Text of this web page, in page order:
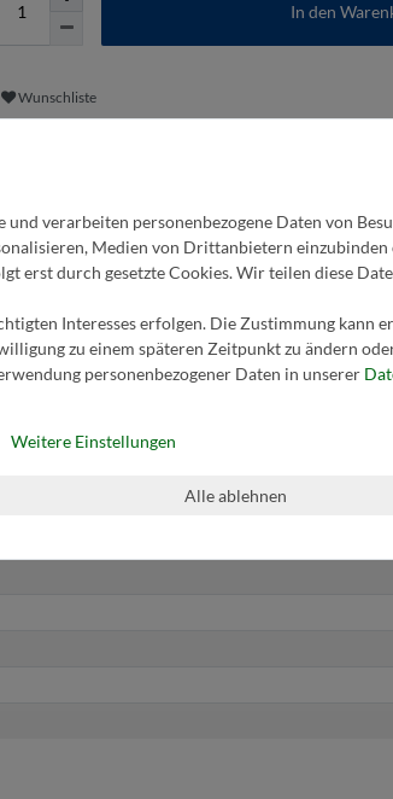
In den
Wunschliste
verarbeiten personenbezogene Daten von
Medien von Drittanbietern einzubinden
erst durch gesetzte Cookies. Wir teilen diese
Interesses erfolgen. Die Zustimmung kann
zu einem späteren Zeitpunkt zu ändern
personenbezogener Daten in unserer
Weitere Einstellungen
Alle ablehnen